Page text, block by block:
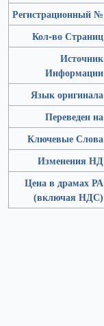
Регистрационный №
Кол-во Страниц
Источник
Информации
Язык оригинала
Переведен на
Ключевые Слова
Изменения НД
Цена в драмах РА
(включая НДС)